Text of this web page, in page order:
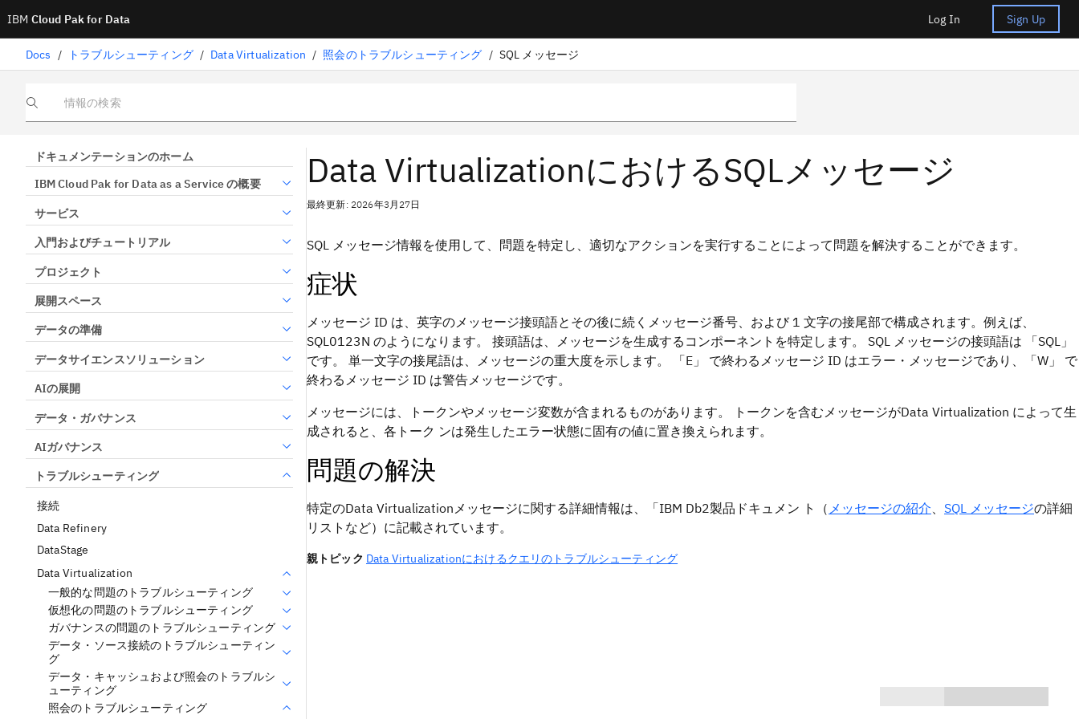
IBM Cloud Pak for Data Log In Sign Up
Docs / トラブルシューティング / Data Virtualization / 照会のトラブルシューティング / SQL メッセージ
情報の検索
ドキュメンテーションのホーム
IBM Cloud Pak for Data as a Service の概要
サービス
入門およびチュートリアル
プロジェクト
展開スペース
データの準備
データサイエンスソリューション
AIの展開
データ・ガバナンス
AIガバナンス
トラブルシューティング
接続
Data Refinery
DataStage
Data Virtualization
一般的な問題のトラブルシューティング
仮想化の問題のトラブルシューティング
ガバナンスの問題のトラブルシューティング
データ・ソース接続のトラブルシューティン
グ
データ・キャッシュおよび照会のトラブルシ
ューティング
照会のトラブルシューティング
Data VirtualizationにおけるSQLメッセージ
最終更新: 2026年3月27日
SQL メッセージ情報を使用して、問題を特定し、適切なアクションを実行することによって問題を解決することができます。
症状
メッセージ ID は、英字のメッセージ接頭語とその後に続くメッセージ番号、および 1 文字の接尾部で構成されます。例えば、
SQL0123N のようになります。 接頭語は、メッセージを生成するコンポーネントを特定します。 SQL メッセージの接頭語は
SQL
です。 単一文字の接尾語は、メッセージの重大度を示します。
E で終わるメッセージ ID はエラー・メッセージであり、 W
で
終わるメッセージ ID は警告メッセージです。
メッセージには、トークンやメッセージ変数が含まれるものがあります。 トークンを含むメッセージがData Virtualization によって生
成されると、各トーク ンは発生したエラー状態に固有の値に置き換えられます。
問題の解決
特定のData Virtualizationメッセージに関する詳細情報は、「IBM Db2製品ドキュメン ト（ メッセージの紹介、 SQL メッセージの詳細
リストなど）に記載されています。
親トピック Data Virtualizationにおけるクエリのトラブルシューティング